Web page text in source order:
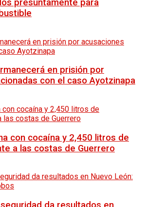
presuntamente para
en prisión por
con el caso Ayotzinapa
con cocaína y 2,450 litros de
a las costas de Guerrero